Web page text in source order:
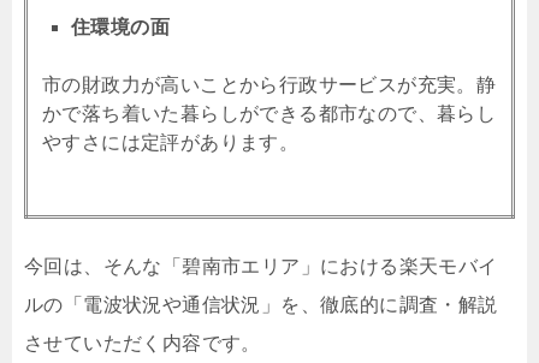
住環境の面
市の財政力が高いことから行政サービスが充実。静
かで落ち着いた暮らしができる都市なので、暮らし
やすさには定評があります。
今回は、そんな「碧南市エリア」における楽天モバイ
ルの「電波状況や通信状況」を、徹底的に調査・解説
させていただく内容です。